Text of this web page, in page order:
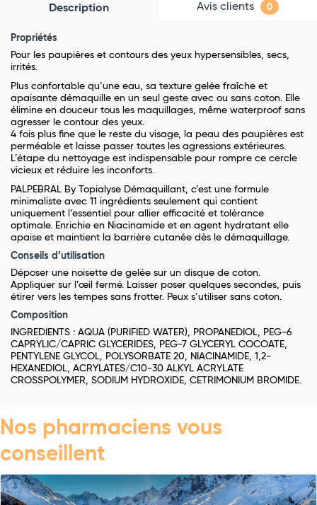
Description Avis clients 0
Propriétés
Pour les paupières et contours des yeux hypersensibles, secs,
irrités.
Plus confortable qu’une eau, sa texture gelée fraîche et
apaisante démaquille en un seul geste avec ou sans coton. Elle
élimine en douceur tous les maquillages, même waterproof sans
agresser le contour des yeux.
4 fois plus fine que le reste du visage, la peau des paupières est
perméable et laisse passer toutes les agressions extérieures.
L’étape du nettoyage est indispensable pour rompre ce cercle
vicieux et réduire les inconforts.
PALPEBRAL By Topialyse Démaquillant, c’est une formule
minimaliste avec 11 ingrédients seulement qui contient
uniquement l’essentiel pour allier efficacité et tolérance
optimale. Enrichie en Niacinamide et en agent hydratant elle
apaise et maintient la barrière cutanée dès le démaquillage.
Conseils d’utilisation
Déposer une noisette de gelée sur un disque de coton.
Appliquer sur l’œil fermé. Laisser poser quelques secondes, puis
étirer vers les tempes sans frotter. Peux s’utiliser sans coton.
Composition
INGREDIENTS : AQUA (PURIFIED WATER), PROPANEDIOL, PEG-6
CAPRYLIC/CAPRIC GLYCERIDES, PEG-7 GLYCERYL COCOATE,
PENTYLENE GLYCOL, POLYSORBATE 20, NIACINAMIDE, 1,2-
HEXANEDIOL, ACRYLATES/C10-30 ALKYL ACRYLATE
CROSSPOLYMER, SODIUM HYDROXIDE, CETRIMONIUM BROMIDE.
Nos pharmaciens vous
conseillent